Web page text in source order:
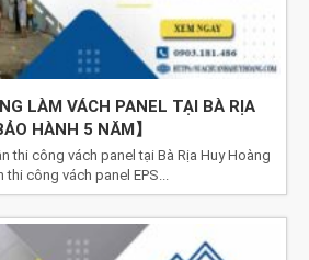
LÀM VÁCH PANEL TẠI BÀ RỊA
HÀNH 5 NĂM】
thi công vách panel tại Bà Rịa Huy Hoàng
thi công vách panel EPS...